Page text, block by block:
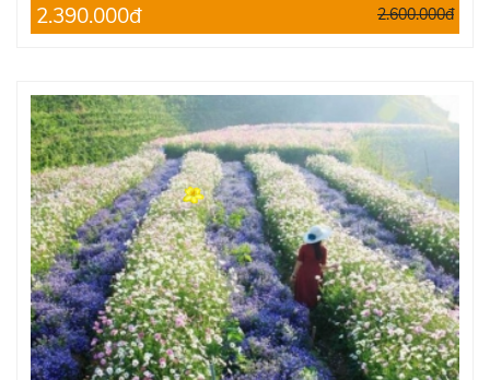
2.390.000đ 2.600.000đ